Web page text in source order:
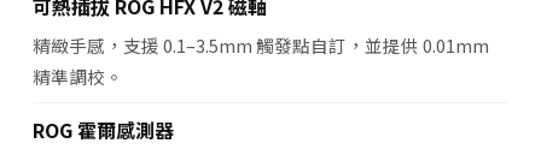
可熱插拔 ROG HFX V2 磁軸
精緻手感，支援 0.1–3.5mm 觸發點自訂，並提供 0.01mm
精準調校。
ROG 霍爾感測器